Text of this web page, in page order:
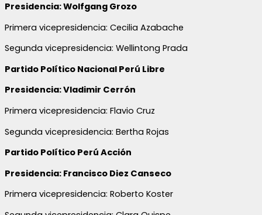
Presidencia: Wolfgang Grozo
Primera vicepresidencia: Cecilia Azabache
Segunda vicepresidencia: Wellintong Prada
Partido Político Nacional Perú Libre
Presidencia: Vladimir Cerrón
Primera vicepresidencia: Flavio Cruz
Segunda vicepresidencia: Bertha Rojas
Partido Político Perú Acción
Presidencia: Francisco Diez Canseco
Primera vicepresidencia: Roberto Koster